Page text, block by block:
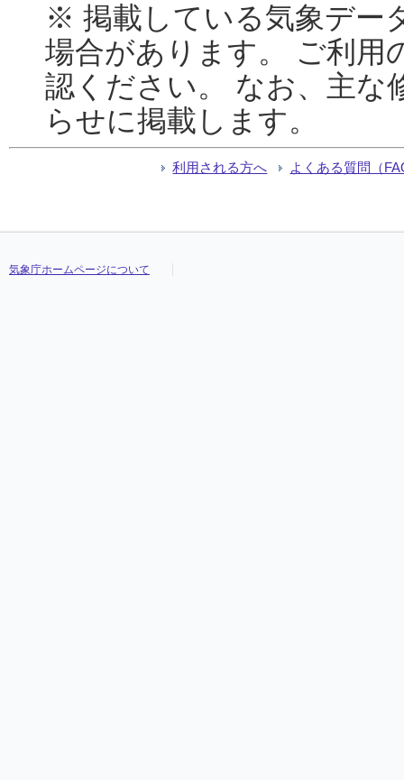
※ 掲載している気象デー
場合があります。 ご利用
認ください。 なお、主な
らせに掲載します。
利用される方へ よくある質問（
気象庁ホームページについて